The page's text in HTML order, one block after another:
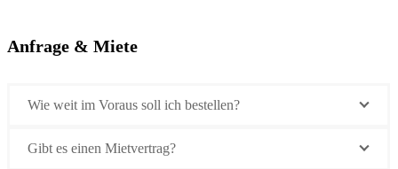
Anfrage & Miete
Wie weit im Voraus soll ich bestellen?
Gibt es einen Mietvertrag?